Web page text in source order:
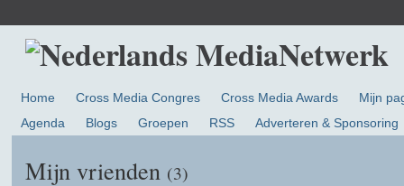
Home Cross Media Congres Cross Media Awards
Mijn
Agenda
Blogs Groepen RSS Adverteren & Sponsoring
Mijn vrienden (3)